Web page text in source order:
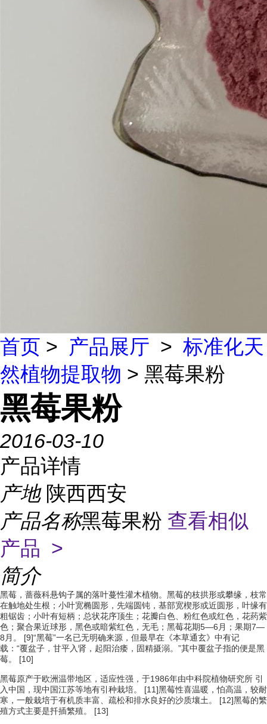
首页 > 产品展厅 > 标准化天
然植物提取物 > 黑莓果粉
黑莓果粉
2016-03-10
产品详情
产地 陕西西安
产品名称黑莓果粉 查看相似
产品 >
简介
黑莓，蔷薇科悬钩子属的落叶蔓性灌木植物。黑莓的枝拱形或攀缘，枝常
在触地处生根；小叶宽椭圆形，先端圆钝，基部宽楔形或近圆形，叶缘有
粗锯齿；小叶有短柄；总状花序顶生；花瓣白色、粉红色或红色，花药紫
色；聚合果近球形，黑色或暗紫红色，无毛；黑莓花期5—6月；果期7—
8月。 [9]“黑莓”一名已无明确来源，但最早在《本草通玄》中有记
载：“覆盆子，甘平入肾，起阳治痿，固精摄溺。”其中覆盆子指的便是黑
莓。 [10]
黑莓原产于欧洲温带地区，适应性强，于1986年由中科院植物研究所 引
入中国，现中国江苏等地有引种栽培。 [11]黑莓性喜温暖，怕高温，较耐
寒，一般栽培于有机质丰富、疏松和排水良好的沙质壤土。 [12]黑莓的繁
殖方式主要是扦插繁殖。 [13]